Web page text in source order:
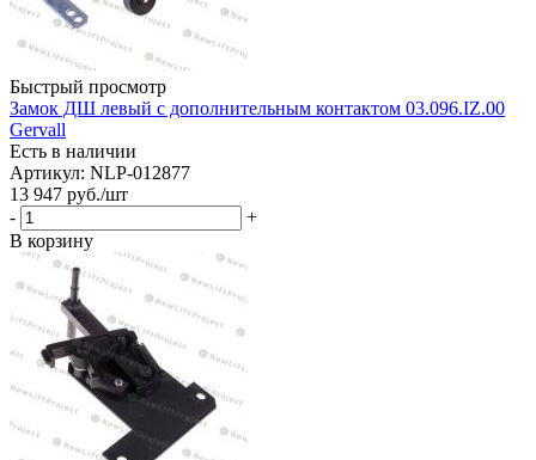
Быстрый просмотр
Замок ДШ левый с дополнительным контактом 03.096.IZ.00
Gervall
Есть в наличии
Артикул: NLP-012877
13 947 руб./шт
-
+
В корзину